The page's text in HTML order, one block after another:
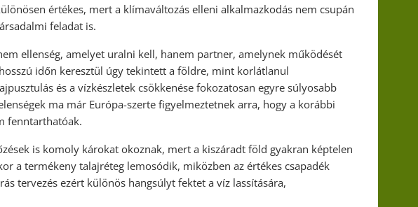
értékes, mert a klímaváltozás elleni alkalmazkodás nem csupán
feladat is.
ellenség, amelyet uralni kell, hanem partner, amelynek működését
időn keresztül úgy tekintett a földre, mint korlátlanul
és a vízkészletek csökkenése fokozatosan egyre súlyosabb
ma már Európa-szerte figyelmeztetnek arra, hogy a korábbi
fenntarthatóak.
is komoly károkat okoznak, mert a kiszáradt föld gyakran képtelen
a termékeny talajréteg lemosódik, miközben az értékes csapadék
tervezés ezért különös hangsúlyt fektet a víz lassítására,